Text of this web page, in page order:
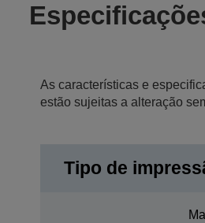
As características e
estão sujeitas a alteração
Tipo de